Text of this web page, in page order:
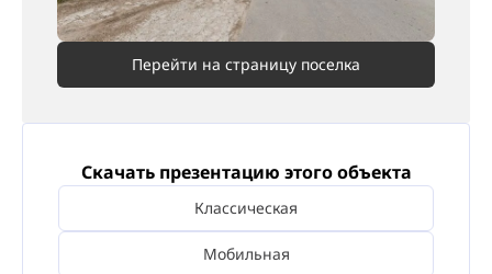
Перейти на страницу поселка
Скачать презентацию этого объекта
Классическая
Мобильная